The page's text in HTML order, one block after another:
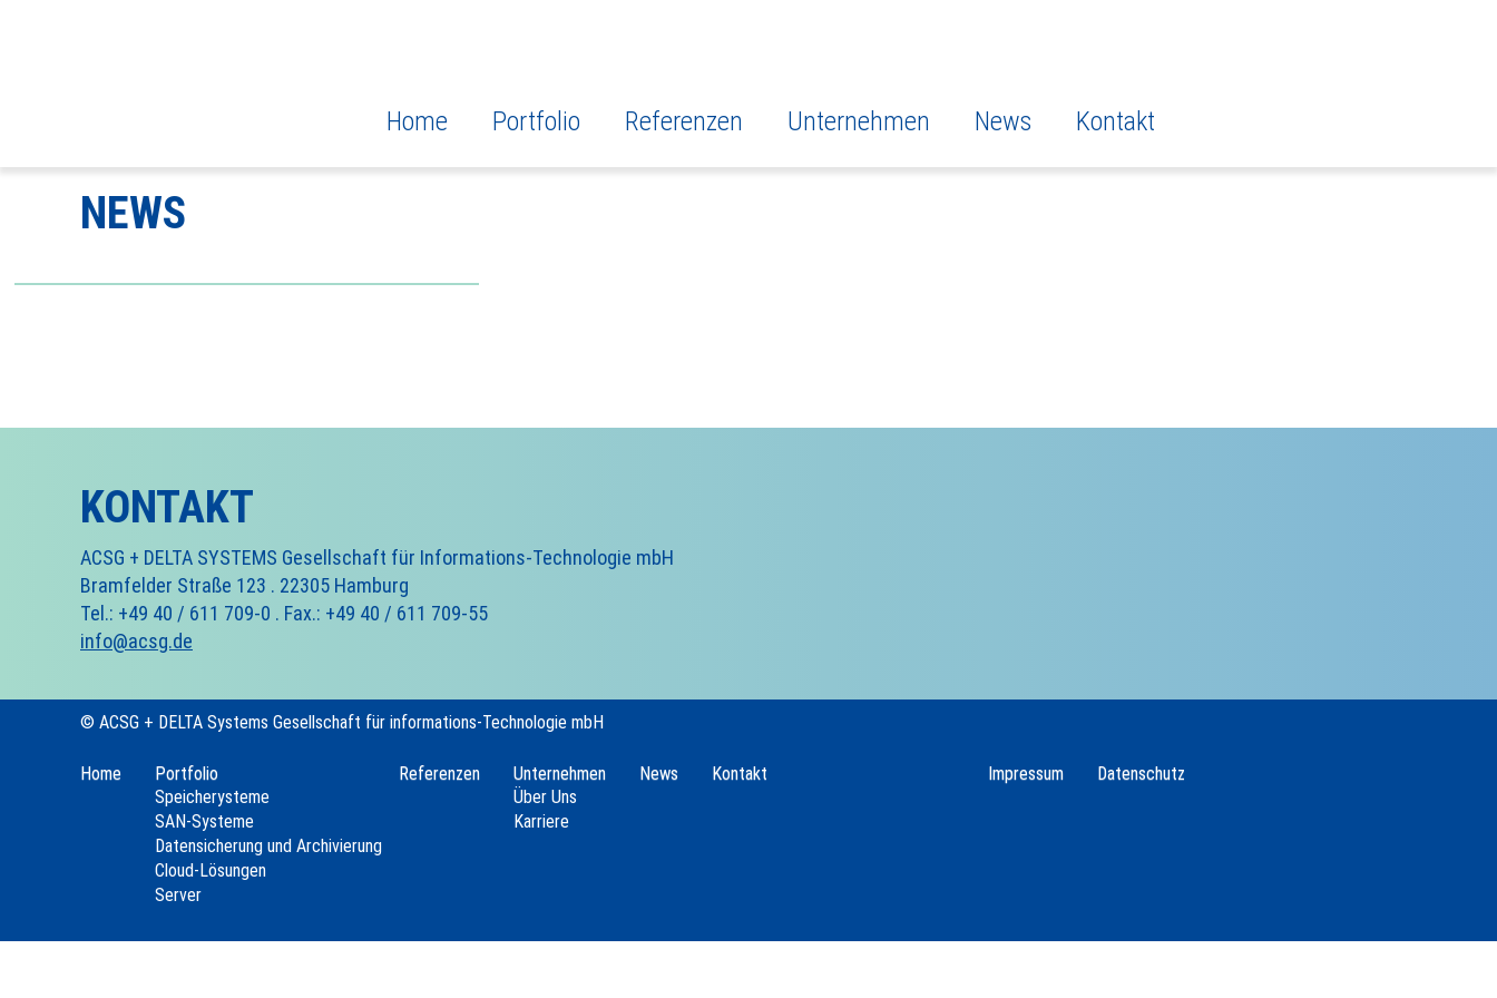
Home Portfolio Referenzen Unternehmen News Kontakt
NEWS
KONTAKT
ACSG + DELTA SYSTEMS Gesellschaft für Informations-Technologie mbH
Bramfelder Straße 123 . 22305 Hamburg
Tel.: +49 40 / 611 709-0 . Fax.: +49 40 / 611 709-55
info@acsg.de
© ACSG + DELTA Systems Gesellschaft für informations-Technologie mbH
Home
Portfolio
Speicherysteme
SAN-Systeme
Datensicherung und Archivierung
Cloud-Lösungen
Server
Referenzen
Unternehmen
Über Uns
Karriere
News Kontakt Impressum Datenschutz